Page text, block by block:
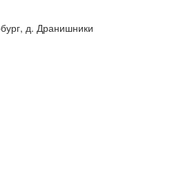
д. Дранишники